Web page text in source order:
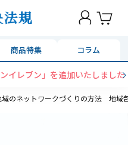
商品特集 コラム
ン」を追加いたしました
域のネットワークづくりの方法 地域